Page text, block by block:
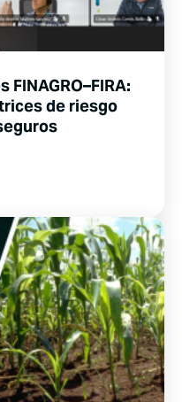
de riesgo